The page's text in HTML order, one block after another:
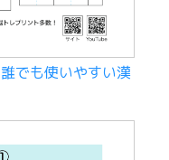
でも使いやすい漢